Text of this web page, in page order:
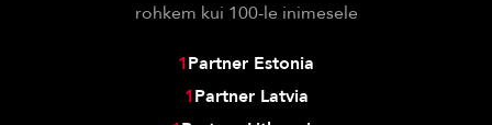
rohkem kui 100-le inimesele
1Partner Estonia
1Partner Latvia